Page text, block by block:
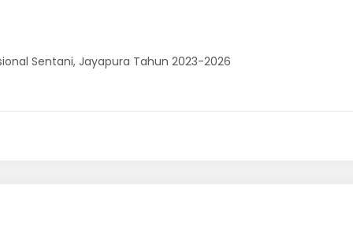
Sentani, Jayapura Tahun 2023-2026